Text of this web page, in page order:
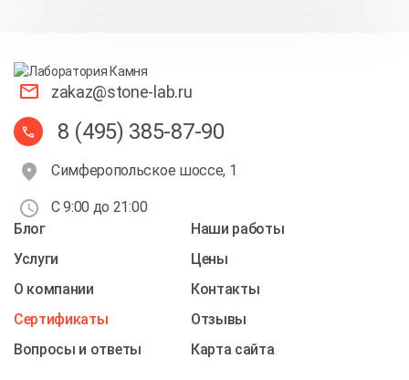
zakaz@stone-lab.ru
8 (495) 385-87-90
Симферопольское шоссе, 1
С 9:00 до 21:00
Блог
Наши работы
Услуги
Цены
О компании
Контакты
Cертификаты
Отзывы
Вопросы и ответы
Карта сайта